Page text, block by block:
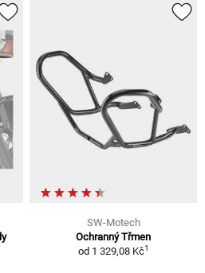
SW-Motech
Ochranný Třmen
od 1 329,08 Kč1